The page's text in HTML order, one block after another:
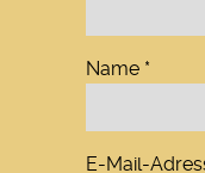
Name *
E-Mail-